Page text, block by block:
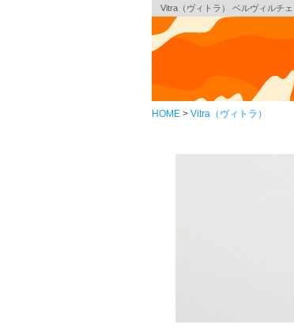
Vitra（ヴィトラ） ベルヴィルチェ
HOME Vitra（ヴィトラ）